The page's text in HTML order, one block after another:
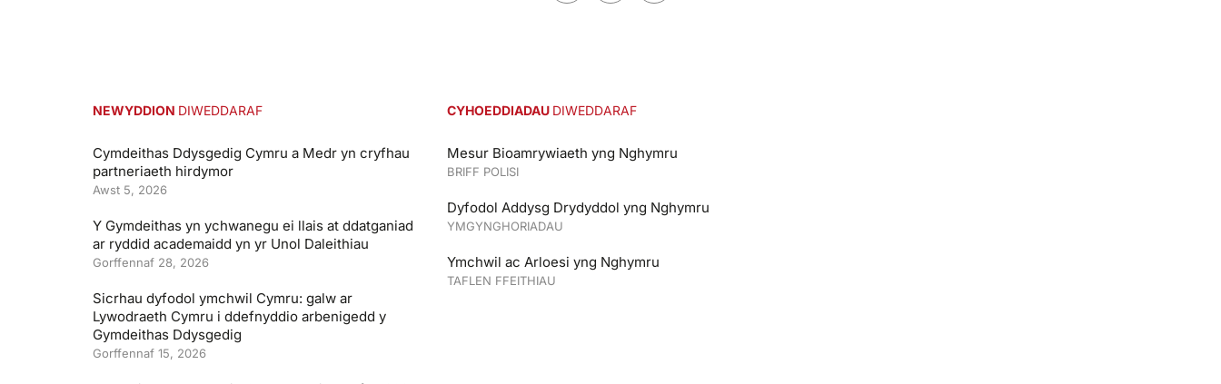
NEWYDDION DIWEDDARAF
Cymdeithas Ddysgedig Cymru a Medr yn cryfhau
partneriaeth hirdymor
Awst 5, 2026
Y Gymdeithas yn ychwanegu ei llais at ddatganiad
ar ryddid academaidd yn yr Unol Daleithiau
Gorffennaf 28, 2026
Sicrhau dyfodol ymchwil Cymru: galw ar
Lywodraeth Cymru i ddefnyddio arbenigedd y
Gymdeithas Ddysgedig
Gorffennaf 15, 2026
CYHOEDDIADAU DIWEDDARAF
Mesur Bioamrywiaeth yng Nghymru
BRIFF POLISI
Dyfodol Addysg Drydyddol yng Nghymru
YMGYNGHORIADAU
Ymchwil ac Arloesi yng Nghymru
TAFLEN FFEITHIAU